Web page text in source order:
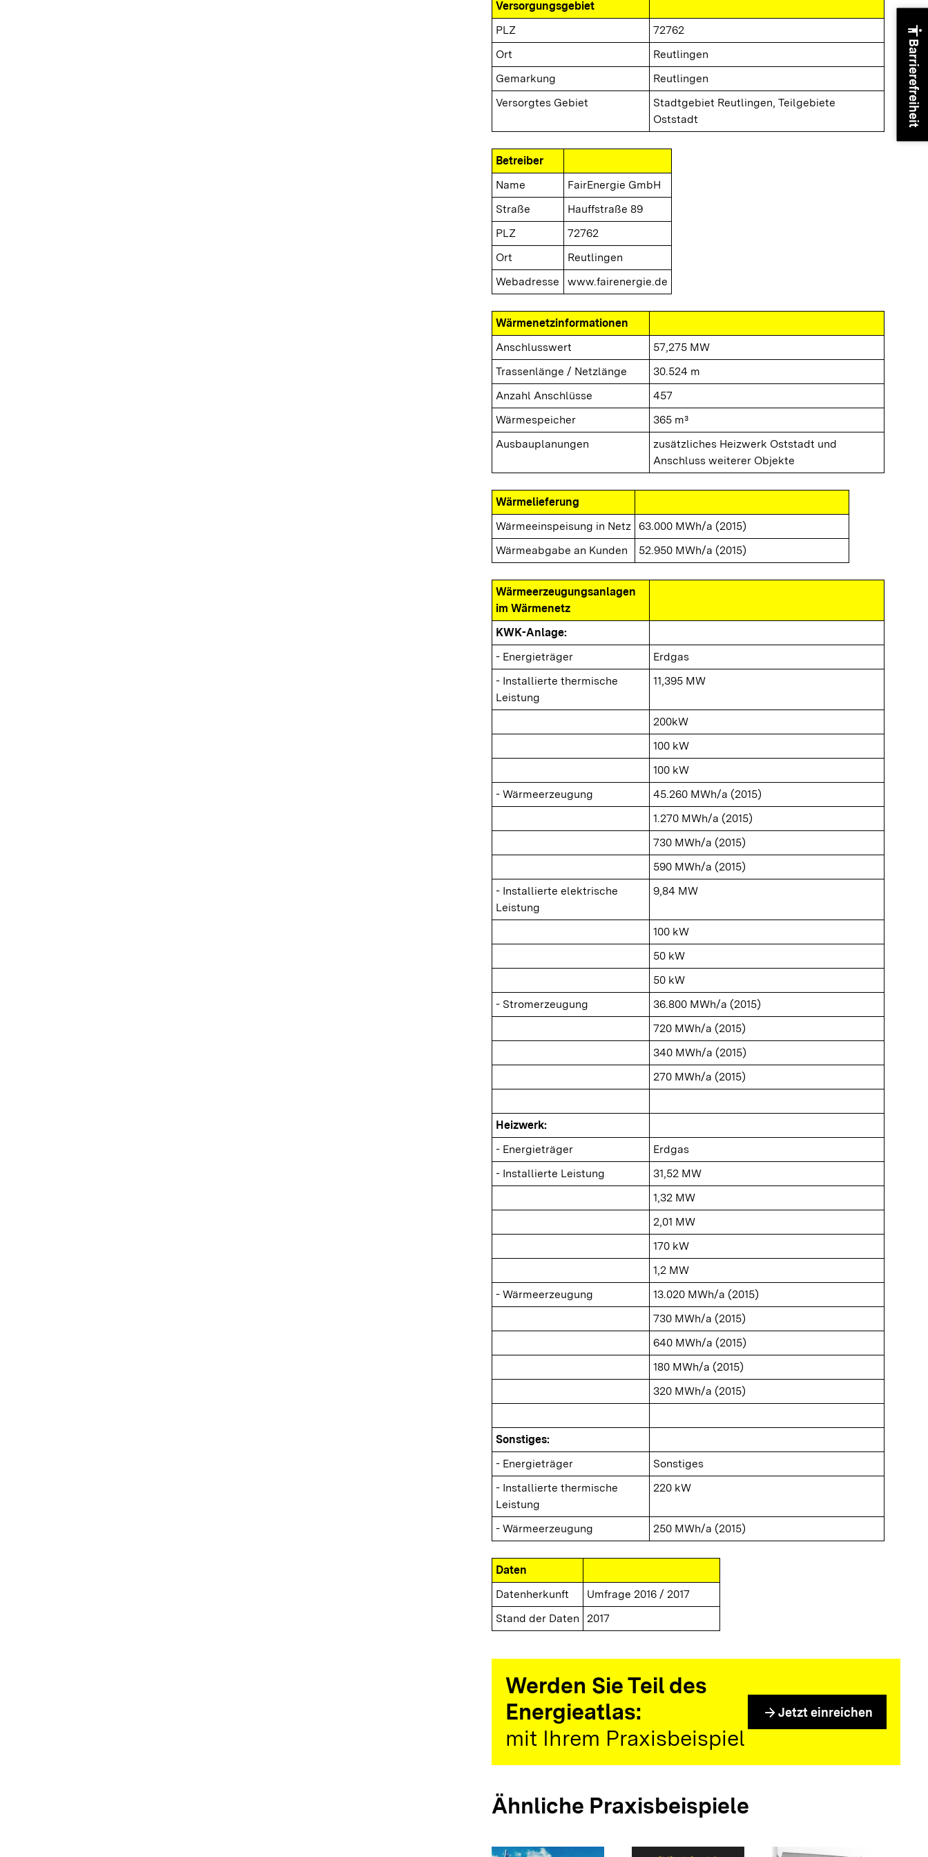
Versorgungsgebiet
PLZ
72762
Ort
Reutlingen
Gemarkung
Reutlingen
Versorgtes Gebiet
Stadtgebiet Reutlingen, Teilgebiete
Oststadt
Betreiber
Name
FairEnergie GmbH
Straße
Hauffstraße 89
PLZ
72762
Ort
Reutlingen
Webadresse
www.fairenergie.de
Wärmenetzinformationen
Anschlusswert
57,275 MW
Trassenlänge / Netzlänge
30.524 m
Anzahl Anschlüsse
457
Wärmespeicher
365 m³
Ausbauplanungen
zusätzliches Heizwerk Oststadt und
Anschluss weiterer Objekte
Wärmelieferung
Wärmeeinspeisung in Netz 63.000 MWh/a (2015)
Wärmeabgabe an Kunden
52.950 MWh/a (2015)
Wärmeerzeugungsanlagen
im Wärmenetz
KWK-Anlage:
- Energieträger
Erdgas
- Installierte thermische
Leistung
11,395 MW
200kW
100 kW
100 kW
- Wärmeerzeugung
45.260 MWh/a (2015)
1.270 MWh/a (2015)
730 MWh/a (2015)
590 MWh/a (2015)
- Installierte elektrische
Leistung
9,84 MW
100 kW
50 kW
50 kW
- Stromerzeugung
36.800 MWh/a (2015)
720 MWh/a (2015)
340 MWh/a (2015)
270 MWh/a (2015)
Heizwerk:
- Energieträger
Erdgas
- Installierte Leistung
31,52 MW
1,32 MW
2,01 MW
170 kW
1,2 MW
- Wärmeerzeugung
13.020 MWh/a (2015)
730 MWh/a (2015)
640 MWh/a (2015)
180 MWh/a (2015)
320 MWh/a (2015)
Sonstiges:
- Energieträger
Sonstiges
- Installierte thermische
Leistung
220 kW
- Wärmeerzeugung 250 MWh/a (2015)
Daten
Datenherkunft
Umfrage 2016 / 2017
Stand der Daten
2017
Werden Sie Teil des
Energieatlas:
mit Ihrem Praxisbeispiel
arrow_forward Jetzt einreichen
Ähnliche Praxisbeispiele
accessibility
Barrierefreiheit